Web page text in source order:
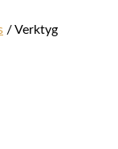
/ Verktyg